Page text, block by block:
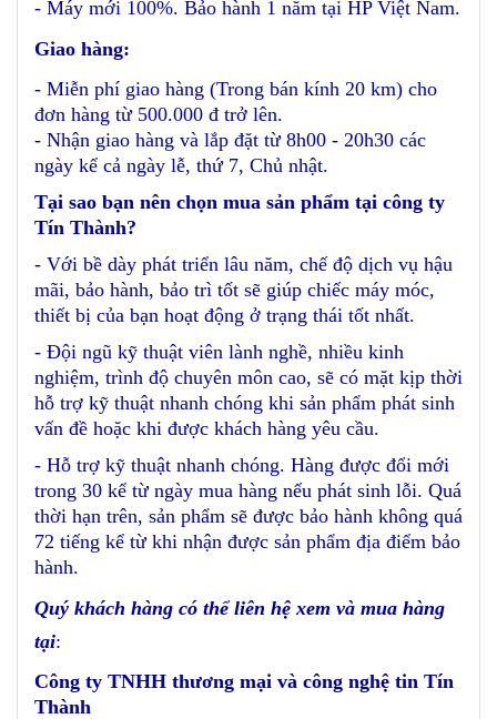
- Máy mới 100%. Bảo hành 1 năm tại HP Việt Nam.
Giao hàng:
- Miễn phí giao hàng (Trong bán kính 20 km) cho
đơn hàng từ 500.000 đ trở lên.
- Nhận giao hàng và lắp đặt từ 8h00 - 20h30 các
ngày kể cả ngày lễ, thứ 7, Chủ nhật.
Tại sao bạn nên chọn mua sản phẩm tại công ty
Tín Thành?
- Với bề dày phát triển lâu năm, chế độ dịch vụ hậu
mãi, bảo hành, bảo trì tốt sẽ giúp chiếc máy móc,
thiết bị của bạn hoạt động ở trạng thái tốt nhất.
- Đội ngũ kỹ thuật viên lành nghề, nhiều kinh
nghiệm, trình độ chuyên môn cao, sẽ có mặt kịp thời
hỗ trợ kỹ thuật nhanh chóng khi sản phẩm phát sinh
vấn đề hoặc khi được khách hàng yêu cầu.
- Hỗ trợ kỹ thuật nhanh chóng. Hàng được đổi mới
trong 30 kể từ ngày mua hàng nếu phát sinh lỗi. Quá
thời hạn trên, sản phẩm sẽ được bảo hành không quá
72 tiếng kể từ khi nhận được sản phẩm địa điểm bảo
hành.
Quý khách hàng có thể liên hệ xem và mua hàng
tại:
Công ty TNHH thương mại và công nghệ tin Tín
Thành